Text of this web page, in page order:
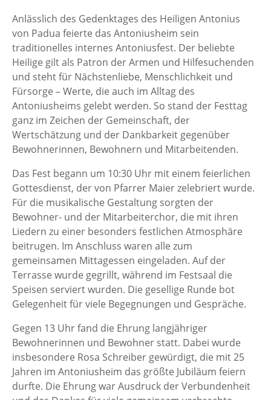
Anlässlich des Gedenktages des Heiligen Antonius
von Padua feierte das Antoniusheim sein
traditionelles internes Antoniusfest. Der beliebte
Heilige gilt als Patron der Armen und Hilfesuchenden
und steht für Nächstenliebe, Menschlichkeit und
Fürsorge – Werte, die auch im Alltag des
Antoniusheims gelebt werden. So stand der Festtag
ganz im Zeichen der Gemeinschaft, der
Wertschätzung und der Dankbarkeit gegenüber
Bewohnerinnen, Bewohnern und Mitarbeitenden.
Das Fest begann um 10:30 Uhr mit einem feierlichen
Gottesdienst, der von Pfarrer Maier zelebriert wurde.
Für die musikalische Gestaltung sorgten der
Bewohner- und der Mitarbeiterchor, die mit ihren
Liedern zu einer besonders festlichen Atmosphäre
beitrugen. Im Anschluss waren alle zum
gemeinsamen Mittagessen eingeladen. Auf der
Terrasse wurde gegrillt, während im Festsaal die
Speisen serviert wurden. Die gesellige Runde bot
Gelegenheit für viele Begegnungen und Gespräche.
Gegen 13 Uhr fand die Ehrung langjähriger
Bewohnerinnen und Bewohner statt. Dabei wurde
insbesondere Rosa Schreiber gewürdigt, die mit 25
Jahren im Antoniusheim das größte Jubiläum feiern
durfte. Die Ehrung war Ausdruck der Verbundenheit